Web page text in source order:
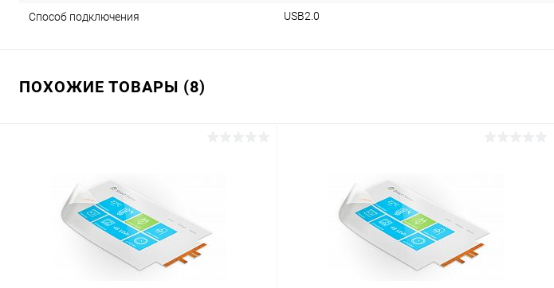
Способ подключения USB2.0
ПОХОЖИЕ ТОВАРЫ (8)